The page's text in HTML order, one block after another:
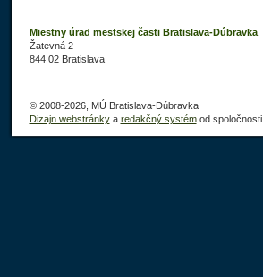
Miestny úrad mestskej časti Bratislava-Dúbravka
Žatevná 2
844 02 Bratislava
© 2008-2026, MÚ Bratislava-Dúbravka
Dizajn webstránkya redakčný systémod spoločnosti